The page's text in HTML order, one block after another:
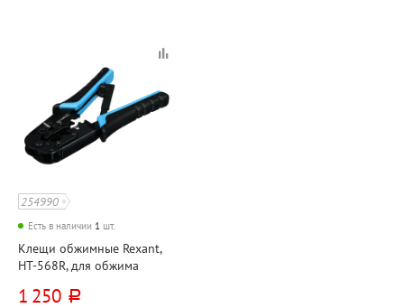
254990
Есть в наличии 1 шт.
Клещи обжимные Rexant,
HT-568R, для обжима
RJ-11
1 250 руб.